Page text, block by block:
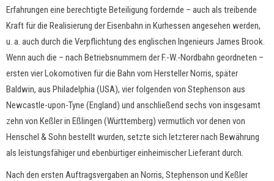
Erfahrungen eine berechtigte Beteiligung fordernde – auch als treibende
Kraft für die Realisierung der Eisenbahn in Kurhessen angesehen werden,
u. a. auch durch die Verpflichtung des englischen Ingenieurs James Brook.
Wenn auch die – nach Betriebsnummern der F.-W.-Nordbahn geordneten –
ersten vier Lokomotiven für die Bahn vom Hersteller Norris, später
Baldwin, aus Philadelphia (USA), vier folgenden von Stephenson aus
Newcastle-upon-Tyne (England) und anschließend sechs von insgesamt
zehn von Keßler in Eßlingen (Württemberg) vermutlich vor denen von
Henschel & Sohn bestellt wurden, setzte sich letzterer nach Bewährung
als leistungsfähiger und ebenbürtiger einheimischer Lieferant durch.
Nach den ersten Auftragsvergaben an Norris, Stephenson und Keßler